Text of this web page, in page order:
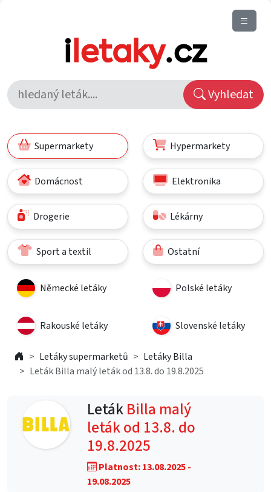
Vyhledat
Supermarkety Hypermarkety
Domácnost Elektronika
Drogerie Lékárny
Sport a textil Ostatní
Německé letáky Polské letáky
Rakouské letáky Slovenské letáky
Letáky supermarketů
Letáky Billa
Leták Billa malý leták od 13.8. do 19.8.2025
LetákBilla malý
leták od 13.8. do
19.8.2025
Platnost: 13.08.2025 -
19.08.2025